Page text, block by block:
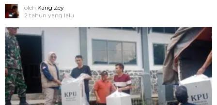
oleh Kang Zey
2 tahun yang lalu